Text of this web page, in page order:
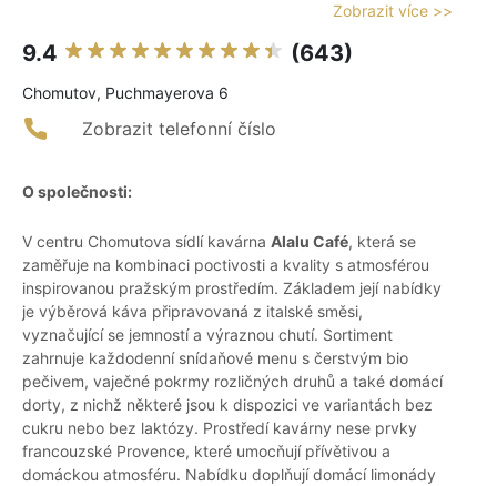
Zobrazit více >>
9.4 (643)
Chomutov, Puchmayerova 6
Zobrazit telefonní číslo
O společnosti:
V centru Chomutova sídlí kavárna Alalu Café, která se
zaměřuje na kombinaci poctivosti a kvality s atmosférou
inspirovanou pražským prostředím. Základem její nabídky
je výběrová káva připravovaná z italské směsi,
vyznačující se jemností a výraznou chutí. Sortiment
zahrnuje každodenní snídaňové menu s čerstvým bio
pečivem, vaječné pokrmy rozličných druhů a také domácí
dorty, z nichž některé jsou k dispozici ve variantách bez
cukru nebo bez laktózy. Prostředí kavárny nese prvky
francouzské Provence, které umocňují přívětivou a
domáckou atmosféru. Nabídku doplňují domácí limonády